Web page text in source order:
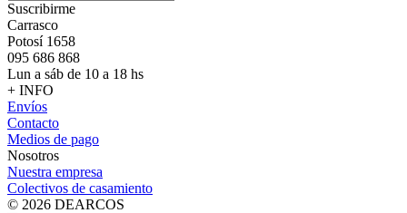
Suscribirme
Carrasco
Potosí 1658
095 686 868
Lun a sáb de 10 a 18 hs
+ INFO
Envíos
Contacto
Medios de pago
Nosotros
Nuestra empresa
Colectivos de casamiento
© 2026 DEARCOS